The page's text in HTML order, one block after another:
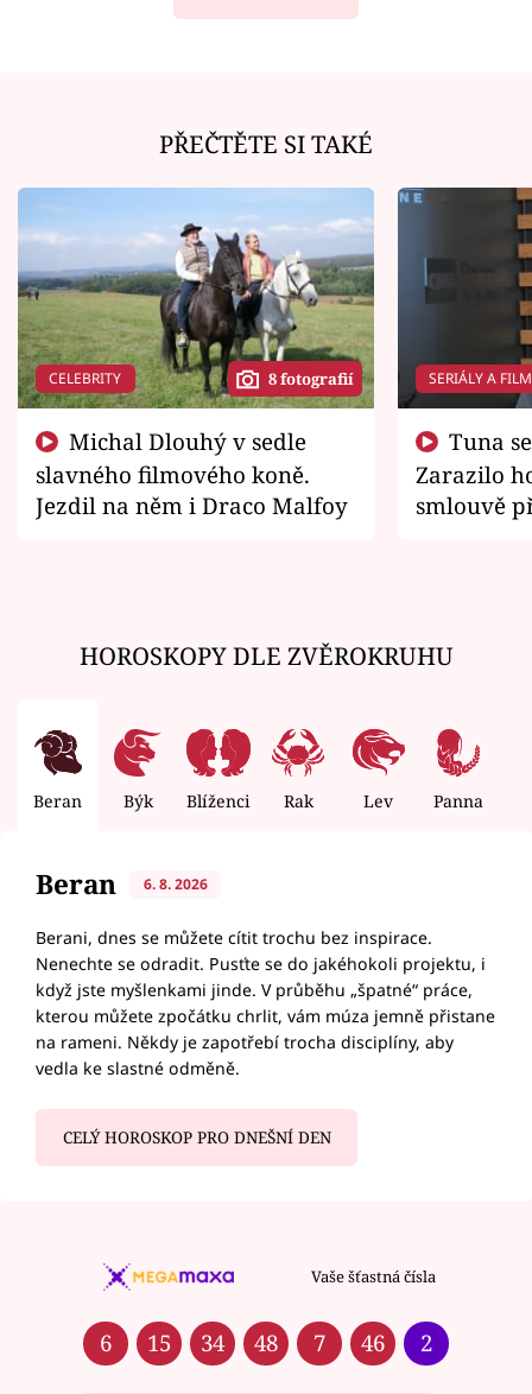
PŘEČTĚTE SI TAKÉ
CELEBRITY 8 fotografií
slavného filmového koně.
Jezdil na něm i Draco Malfoy
SERIÁLY A
Zarazilo
smlouvě
HOROSKOPY DLE ZVĚROKRUHU
Beran Býk Blíženci Rak Lev Panna
Beran 6. 8. 2026
Berani, dnes se můžete cítit trochu bez inspirace.
Nenechte se odradit. Pusťte se do jakéhokoli projektu, i
když jste myšlenkami jinde. V průběhu „špatné“ práce,
kterou můžete zpočátku chrlit, vám múza jemně přistane
na rameni. Někdy je zapotřebí trocha disciplíny, aby
vedla ke slastné odměně.
CELÝ HOROSKOP PRO DNEŠNÍ DEN
Vaše šťastná čísla
6 15 34 48 7 46 2